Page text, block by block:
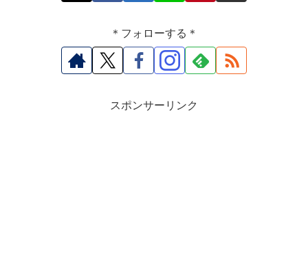
＊フォローする＊
スポンサーリンク